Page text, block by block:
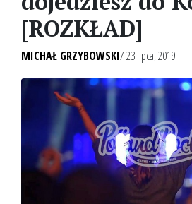
[ROZKŁAD]
MICHAŁ GRZYBOWSKI/ 23 lipca, 2019